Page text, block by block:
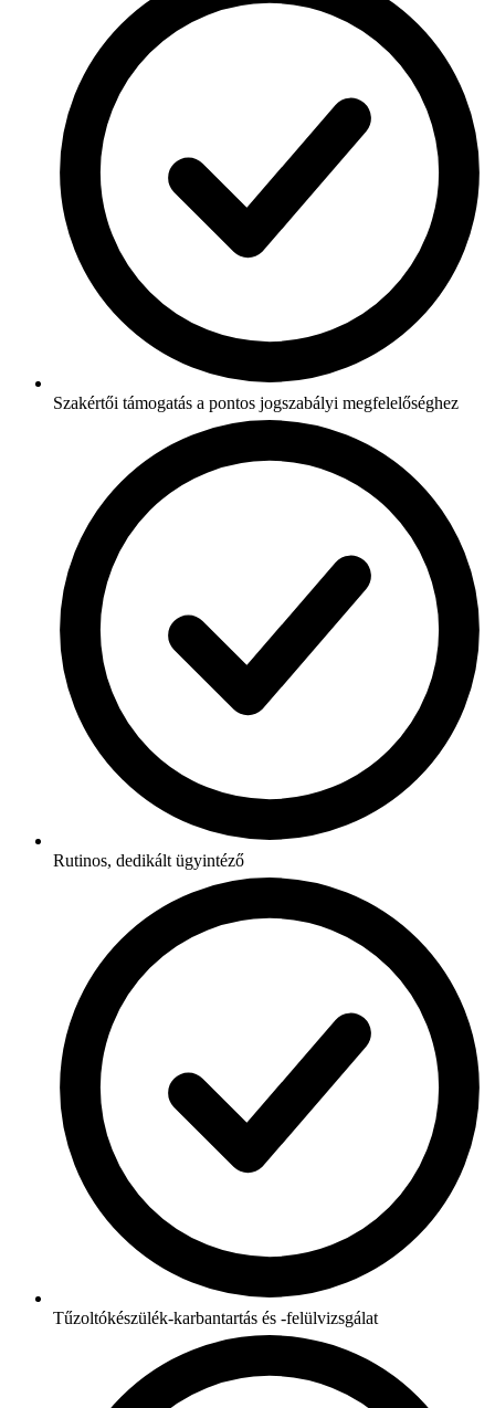
Szakértői támogatás a pontos jogszabályi megfelelőséghez
Rutinos, dedikált ügyintéző
Tűzoltókészülék-karbantartás és -felülvizsgálat